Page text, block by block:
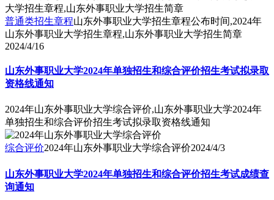
普通类招生章程山东外事职业大学招生章程公布时间,2024年
山东外事职业大学招生章程,山东外事职业大学招生简章
2024/4/16
山东外事职业大学2024年单独招生和综合评价招生考试拟录取
资格线通知
2024年山东外事职业大学综合评价,山东外事职业大学2024年
单独招生和综合评价招生考试拟录取资格线通知
综合评价2024年山东外事职业大学综合评价2024/4/3
山东外事职业大学2024年单独招生和综合评价招生考试成绩查
询通知